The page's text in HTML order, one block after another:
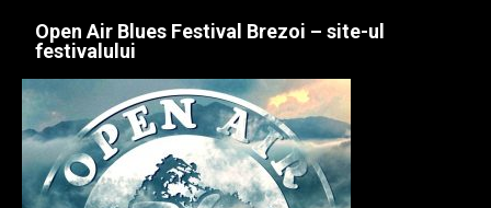
Open Air Blues Festival Brezoi – site-ul
festivalului